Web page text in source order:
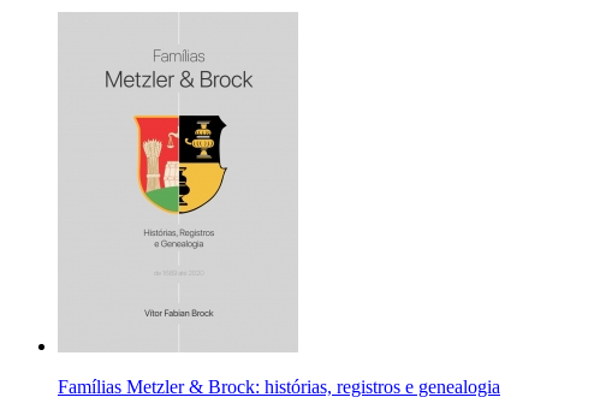
Famílias Metzler & Brock: histórias, registros e genealogia